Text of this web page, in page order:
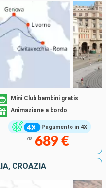
Pagamento in 4X
Mini Club bambini gratis
Animazione a bordo
da 689 €
CROAZIA